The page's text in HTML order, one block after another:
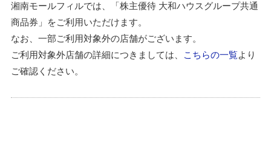
湘南モールフィルでは、「株主優待 大和ハウスグループ共通
商品券」をご利用いただけます。
なお、一部ご利用対象外の店舗がございます。
ご利用対象外店舗の詳細につきましては、
こちらの一覧より
ご確認ください。